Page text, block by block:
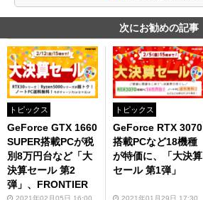
次にお勧めの記事
トピックス
GeForce GTX 1660
SUPER搭載PCが税
別8万円台など「大
決算セール 第2
弾」、FRONTIER
2021年02月05日 16:00
トピックス
GeForce RTX 3070
搭載PCなど18機種
が特価に、「大決算
セール 第1弾」
2021年01月29日 17:30